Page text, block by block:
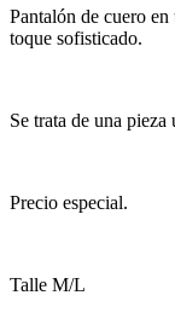
Pantalón de cuero
toque sofisticado.
Se trata de una
Precio especial.
Talle M/L